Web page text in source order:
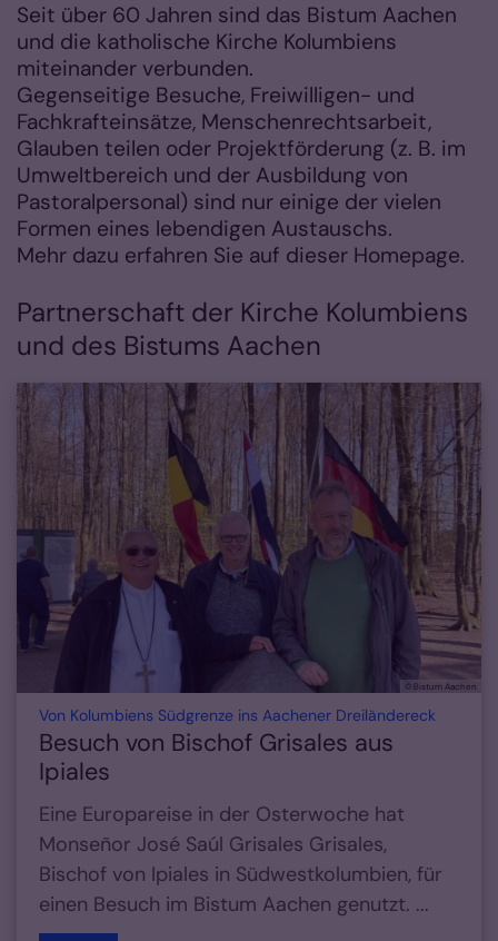
Seit über 60 Jahren sind das Bistum Aachen
und die katholische Kirche Kolumbiens
miteinander verbunden.
Gegenseitige Besuche, Freiwilligen- und
Fachkrafteinsätze, Menschenrechtsarbeit,
Glauben teilen oder Projektförderung (z. B. im
Umweltbereich und der Ausbildung von
Pastoralpersonal) sind nur einige der vielen
Formen eines lebendigen Austauschs.
Mehr dazu erfahren Sie auf dieser Homepage.
Partnerschaft der Kirche Kolumbiens
und des Bistums Aachen
© Bistum Aachen
Von Kolumbiens Südgrenze ins Aachener Dreiländereck
Besuch von Bischof Grisales aus
Ipiales
Eine Europareise in der Osterwoche hat
Monseñor José Saúl Grisales Grisales,
Bischof von Ipiales in Südwestkolumbien, für
einen Besuch im Bistum Aachen genutzt. ...